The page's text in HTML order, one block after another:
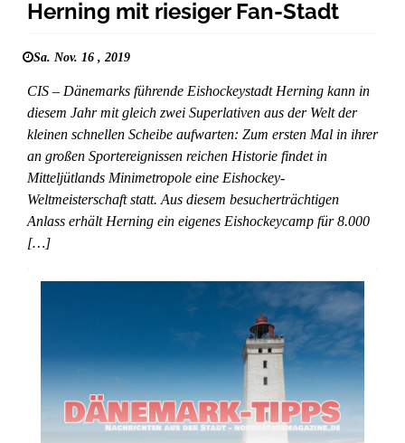
Herning mit riesiger Fan-Stadt
Sa. Nov. 16 , 2019
CIS – Dänemarks führende Eishockeystadt Herning kann in
diesem Jahr mit gleich zwei Superlativen aus der Welt der
kleinen schnellen Scheibe aufwarten: Zum ersten Mal in ihrer
an großen Sportereignissen reichen Historie findet in
Mitteljütlands Minimetropole eine Eishockey-
Weltmeisterschaft statt. Aus diesem besucherträchtigen
Anlass erhält Herning ein eigenes Eishockeycamp für 8.000
[…]